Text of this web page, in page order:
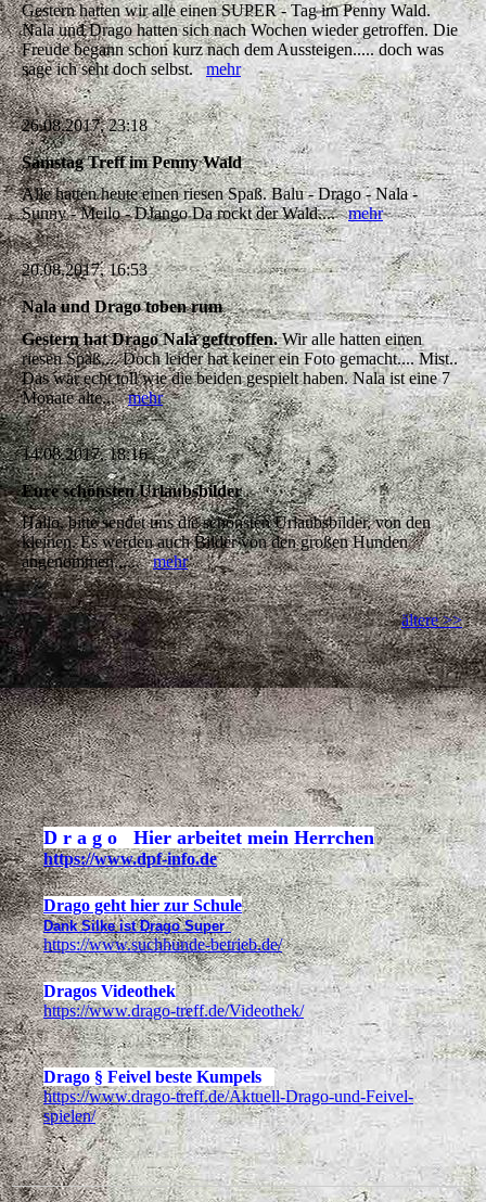
Gestern hatten wir alle einen SUPER - Tag im Penny Wald.
Nala und Drago hatten sich nach Wochen wieder getroffen. Die
Freude begann schon kurz nach dem Aussteigen..... doch was
sage ich seht doch selbst.mehr
26.08.2017, 23:18
Samstag Treff im Penny Wald
Alle hatten heute einen riesen Spaß. Balu - Drago - Nala -
Sunny - Meilo - DJango Da rockt der Wald....mehr
20.08.2017, 16:53
Nala und Drago toben rum
Gestern hat Drago Nala geftroffen.Wir alle hatten einen
riesen Spaß.... Doch leider hat keiner ein Foto gemacht.... Mist..
Das war echt toll wie die beiden gespielt haben. Nala ist eine 7
Monate alte...mehr
14.08.2017, 18:16
Eure schönsten Urlaubsbilder
Hallo, bitte sendet uns die schönsten Urlaubsbilder, von den
kleinen. Es werden auch Bilder von den großen Hunden
angenommen......mehr
ältere >>
D r a g o Hier arbeitet mein Herrchen
https://www.dpf-info.de
Drago geht hier zur Schule
Dank Silke ist Drago Super
https://www.suchhunde-betrieb.de/
Dragos Videothek
https://www.drago-treff.de/Videothek/
Drago § Feivel beste Kumpels
https://www.drago-treff.de/Aktuell-Drago-und-Feivel-
spielen/